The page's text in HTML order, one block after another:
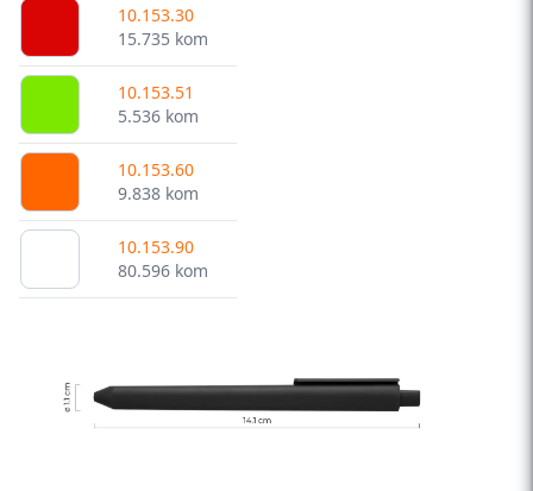
10.153.30
15.735 kom
10.153.51
5.536 kom
10.153.60
9.838 kom
10.153.90
80.596 kom